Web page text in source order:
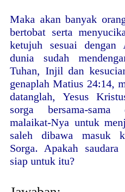
Maka akan banyak
bertobat serta
ketujuh sesuai
dunia sudah
Tuhan, Injil dan
genaplah Matius 24:14,
datanglah, Yesus
sorga bersama-sama
malaikat-Nya untuk
saleh dibawa masuk
Sorga. Apakah
siap untuk itu?